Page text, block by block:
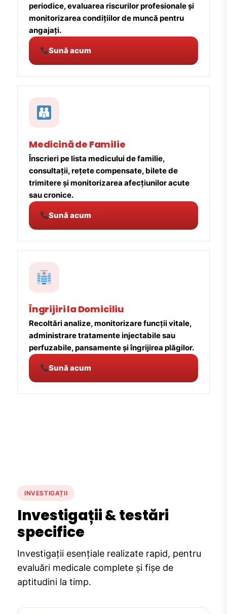
periodice, evaluarea riscurilor profesionale și
monitorizarea condițiilor de muncă pentru
angajați.
Sună acum
Medicină de Familie
Înscrieri pe lista medicului de familie,
consultații, rețete compensate, bilete de
trimitere și monitorizarea afecțiunilor acute
sau cronice.
Sună acum
Îngrijiri la Domiciliu
Recoltări analize, monitorizare funcții vitale,
administrare tratamente injectabile sau
perfuzabile, pansamente și îngrijirea plăgilor.
Sună acum
INVESTIGAȚII
Investigații & testări
specifice
Investigații esențiale realizate rapid, pentru
evaluări medicale complete și fișe de
aptitudini la timp.